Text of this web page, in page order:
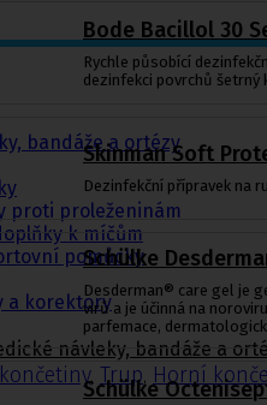
bandáže a ortézy
proti proleženinám
k míčům
pomůcky
a korektory
návleky, bandáže a
, Trup, Horní
Bode Bacillol 30
Rychle působící
dezinfekci povrchů šetrný
Skinman Soft
Dezinfekční přípravek na
Schülke
Desderman® care gel je
virů a je účinná na
parfemace,
Schülke